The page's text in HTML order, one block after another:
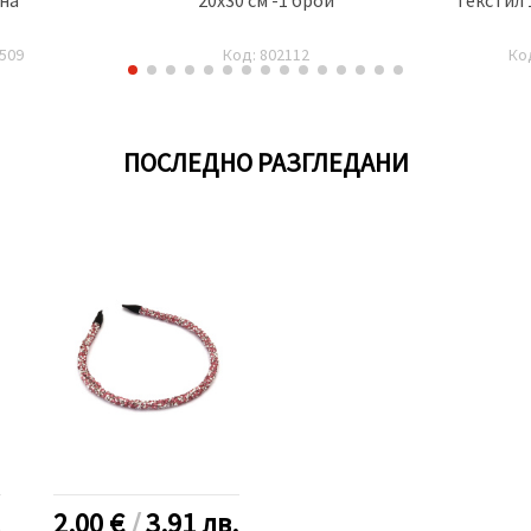
Код: 802112
ПОСЛЕДНО РАЗГЛЕДАНИ
2.00 €/3.91лв.